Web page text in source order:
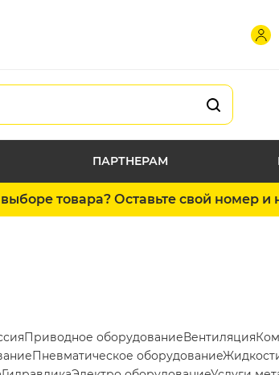
ПАРТНЕРАМ
товара? Оставьте свой номер
Приводное оборудованиеВентиляция
Пневматическое оборудование